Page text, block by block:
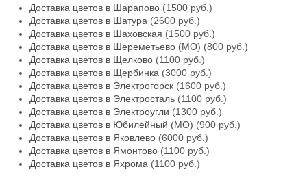
Доставка цветов в Шарапово (1500 руб.)
Доставка цветов в Шатура (2600 руб.)
Доставка цветов в Шаховская (1500 руб.)
Доставка цветов в Шереметьево (МО) (800 руб.)
Доставка цветов в Щелково (1100 руб.)
Доставка цветов в Щербинка (3000 руб.)
Доставка цветов в Электрогорск (1600 руб.)
Доставка цветов в Электросталь (1100 руб.)
Доставка цветов в Электроугли (1300 руб.)
Доставка цветов в Юбилейный (МО) (900 руб.)
Доставка цветов в Яковлево (6000 руб.)
Доставка цветов в Ямонтово (1100 руб.)
Доставка цветов в Яхрома (1100 руб.)